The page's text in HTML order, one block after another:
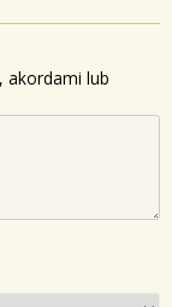
akordami lub